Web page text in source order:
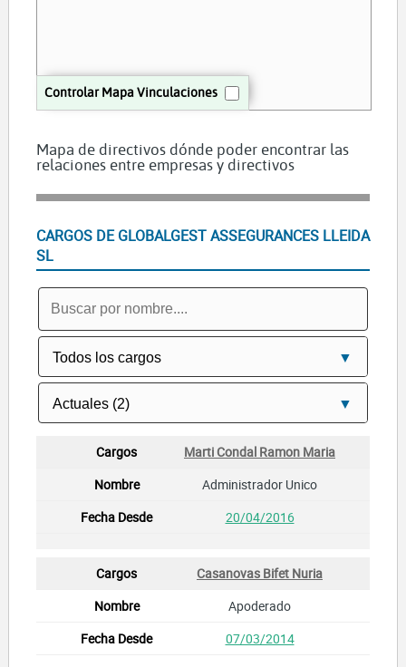
Controlar Mapa Vinculaciones
Mapa de directivos dónde poder encontrar las
relaciones entre empresas y directivos
CARGOS DE GLOBALGEST ASSEGURANCES LLEIDA
SL
Marti Condal Ramon Maria
Administrador Unico
20/04/2016
Casanovas Bifet Nuria
Apoderado
07/03/2014